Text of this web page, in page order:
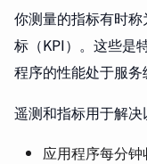
你测量的指标有时
标（KPI）。这些是
程序的性能处于服务
遥测和指标用于解决
应用程序每分